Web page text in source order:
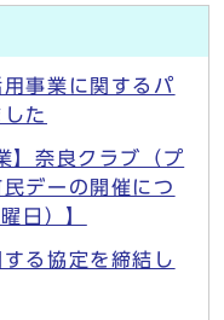
事業に関するパ
た
】奈良クラブ（プ
デーの開催につ
日）】
る協定を締結し